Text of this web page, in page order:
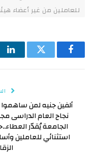
للعاملين من غير أعضاء
فيسبوكتويتر
ألفين جنيه لمن
نجاح العام الدراسى
الجامعة يُقدّر
استثنائي للعاملين